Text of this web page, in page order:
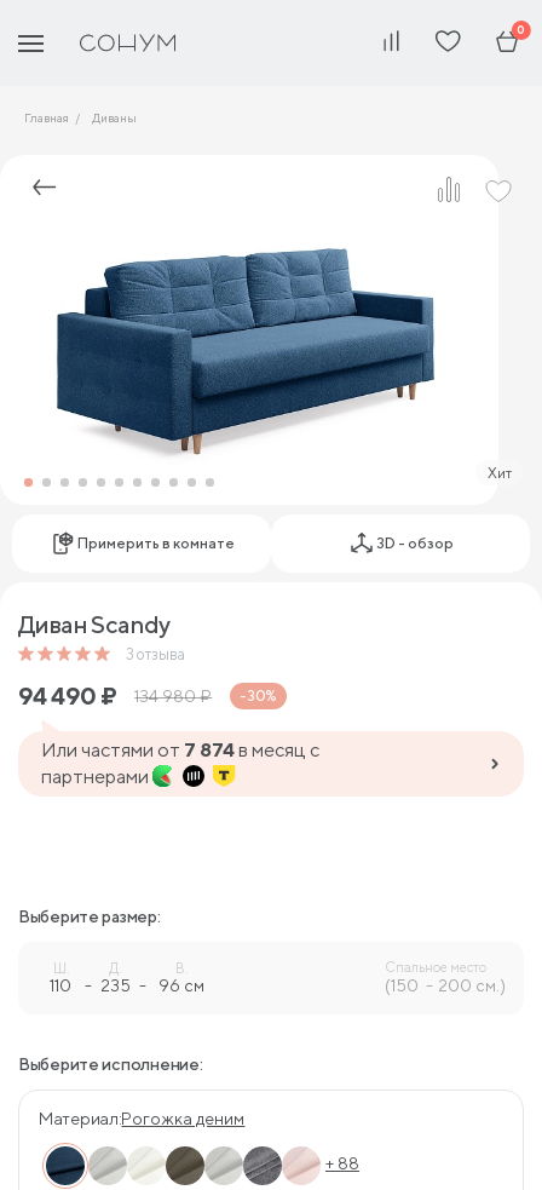
0
Главная Диваны
Хит
Примерить в комнате 3D - обзор
Диван Sсandy
3 отзыва
94 490 ₽ 134 980₽ -30%
Или частями от 7 874в месяц с
партнерами
Выберите размер:
Ш.
110 -
Д.
235 -
В.
96 см
Спальное место
(150 200 см.)
Выберите исполнение:
Материал:Рогожка деним
+ 88